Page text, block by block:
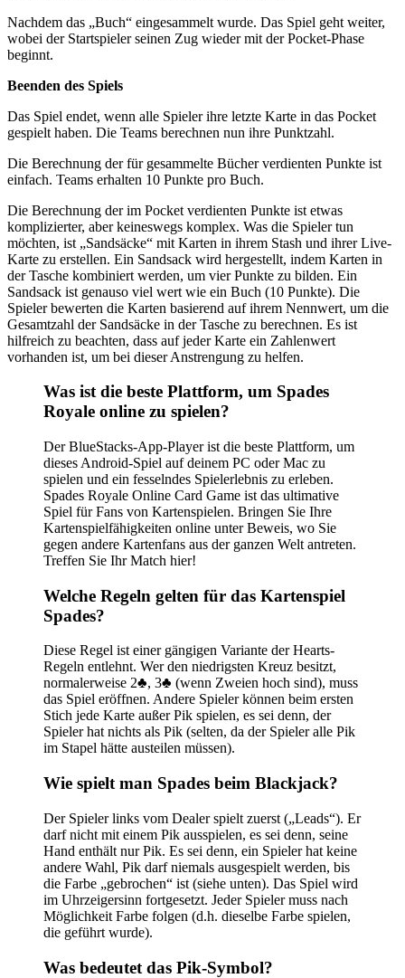
Nachdem das „Buch“ eingesammelt wurde. Das Spiel geht weiter,
wobei der Startspieler seinen Zug wieder mit der Pocket-Phase
beginnt.
Beenden des Spiels
Das Spiel endet, wenn alle Spieler ihre letzte Karte in das Pocket
gespielt haben. Die Teams berechnen nun ihre Punktzahl.
Die Berechnung der für gesammelte Bücher verdienten Punkte ist
einfach. Teams erhalten 10 Punkte pro Buch.
Die Berechnung der im Pocket verdienten Punkte ist etwas
komplizierter, aber keineswegs komplex. Was die Spieler tun
möchten, ist „Sandsäcke“ mit Karten in ihrem Stash und ihrer Live-
Karte zu erstellen. Ein Sandsack wird hergestellt, indem Karten in
der Tasche kombiniert werden, um vier Punkte zu bilden. Ein
Sandsack ist genauso viel wert wie ein Buch (10 Punkte). Die
Spieler bewerten die Karten basierend auf ihrem Nennwert, um die
Gesamtzahl der Sandsäcke in der Tasche zu berechnen. Es ist
hilfreich zu beachten, dass auf jeder Karte ein Zahlenwert
vorhanden ist, um bei dieser Anstrengung zu helfen.
Was ist die beste Plattform, um Spades
Royale online zu spielen?
Der BlueStacks-App-Player ist die beste Plattform, um
dieses Android-Spiel auf deinem PC oder Mac zu
spielen und ein fesselndes Spielerlebnis zu erleben.
Spades Royale Online Card Game ist das ultimative
Spiel für Fans von Kartenspielen. Bringen Sie Ihre
Kartenspielfähigkeiten online unter Beweis, wo Sie
gegen andere Kartenfans aus der ganzen Welt antreten.
Treffen Sie Ihr Match hier!
Welche Regeln gelten für das Kartenspiel
Spades?
Diese Regel ist einer gängigen Variante der Hearts-
Regeln entlehnt. Wer den niedrigsten Kreuz besitzt,
normalerweise 2♣, 3♣ (wenn Zweien hoch sind), muss
das Spiel eröffnen. Andere Spieler können beim ersten
Stich jede Karte außer Pik spielen, es sei denn, der
Spieler hat nichts als Pik (selten, da der Spieler alle Pik
im Stapel hätte austeilen müssen).
Wie spielt man Spades beim Blackjack?
Der Spieler links vom Dealer spielt zuerst („Leads“). Er
darf nicht mit einem Pik ausspielen, es sei denn, seine
Hand enthält nur Pik. Es sei denn, ein Spieler hat keine
andere Wahl, Pik darf niemals ausgespielt werden, bis
die Farbe „gebrochen“ ist (siehe unten). Das Spiel wird
im Uhrzeigersinn fortgesetzt. Jeder Spieler muss nach
Möglichkeit Farbe folgen (d.h. dieselbe Farbe spielen,
die geführt wurde).
Was bedeutet das Pik-Symbol?